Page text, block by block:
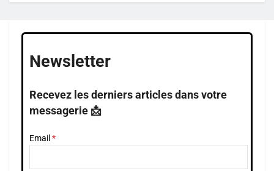
Newsletter
Recevez les derniers articles dans votre
messagerie 📩
Email